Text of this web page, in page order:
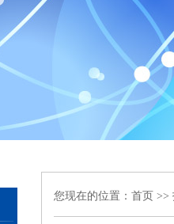
您现在的位置： 首页 >>